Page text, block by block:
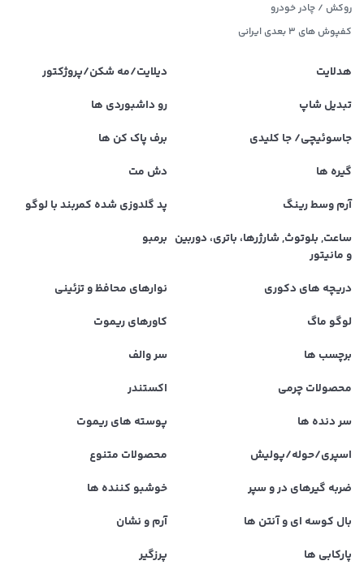
روکش / چادر خودرو
کفپوش های ۳ بعدی ایرانی
هدلایت
دیلایت/مه شکن/پروژکتور
تبدیل شاپ
رو داشبوردی ها
جاسوئیچی/ جا کلیدی
برف پاک کن ها
گیره ها
دش مت
آرم وسط رینگ
پد گلدوزی شده کمربند با لوگو
ساعت, بلوتوث, شارژرها، باتری، دوربین
و مانیتور
برمبو
دریچه های دکوری
نوارهای محافظ و تزئینی
لوگو ماگ
کاورهای ریموت
برچسب ها
سر والف
محصولات چرمی
اکستندر
سر دنده ها
پوسته های ریموت
اسپری/حوله/پولیش
محصولات متنوع
ضربه گیرهای در و سپر
خوشبو کننده ها
بال کوسه ای و آنتن ها
آرم و نشان
پارکابی ها
پرزگیر